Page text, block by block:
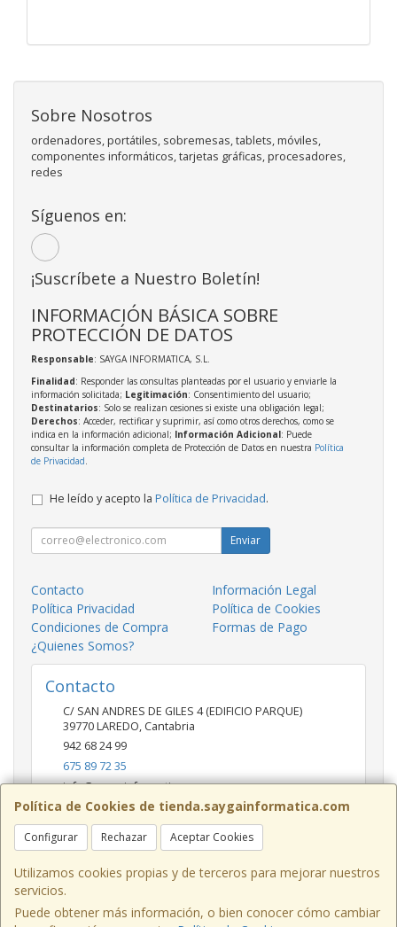
Política de Cookies de tienda.saygainformatica.com
Configurar Rechazar Aceptar Cookies
Utilizamos cookies propias y de terceros para mejorar nuestros
servicios.
Puede obtener más información, o bien conocer cómo cambiar
Sobre Nosotros
ordenadores, portátiles, sobremesas, tablets, móviles,
componentes informáticos, tarjetas gráficas, procesadores,
redes
Síguenos en:
¡Suscríbete a Nuestro Boletín!
INFORMACIÓN BÁSICA SOBRE
PROTECCIÓN DE DATOS
Responsable: SAYGA INFORMATICA, S.L.
Finalidad: Responder las consultas planteadas por el usuario y enviarle la
información solicitada; Legitimación: Consentimiento del usuario;
Destinatarios: Solo se realizan cesiones si existe una obligación legal;
Derechos: Acceder, rectificar y suprimir, así como otros derechos, como se
indica en la información adicional; Información Adicional: Puede
consultar la información completa de Protección de Datos en nuestra Política
de Privacidad
He leído y acepto la Política de Privacidad.
Enviar
Contacto
Información Legal
Política Privacidad
Política de Cookies
Condiciones de Compra
Formas de Pago
¿Quienes Somos?
Contacto
C/ SAN ANDRES DE GILES 4 (EDIFICIO PARQUE)
39770LAREDO, Cantabria
942 68 24 99
675 89 72 35
info@saygainformatica.com
Horario
10-14 / 19:00-20:30